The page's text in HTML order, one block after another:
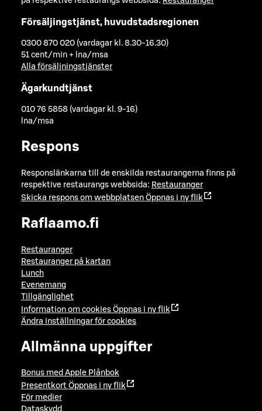
Försäljingstjänst, huvudstadsregionen
0300 870 020 (vardagar kl. 8.30-16.30)
51 cent/min + lna/msa
Alla försäljningstjänster
Ägarkundtjänst
010 76 5858 (vardagar kl. 9-16)
lna/msa
Respons
Responslänkarna till de enskilda restaurangerna finns på
respektive restaurangs webbsida: Restauranger
Skicka respons om webbplatsen Öppnas i ny flik
Raflaamo.fi
Restauranger
Restauranger på kartan
Lunch
Evenemang
Tillgänglighet
Information om cookies Öppnas i ny flik
Ändra inställningar för cookies
Allmänna uppgifter
Bonus med Apple Plånbok
Presentkort Öppnas i ny flik
För medier